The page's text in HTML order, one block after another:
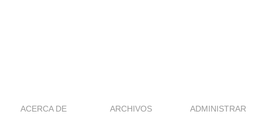
ACERCA DE ARCHIVOS ADMINISTRAR